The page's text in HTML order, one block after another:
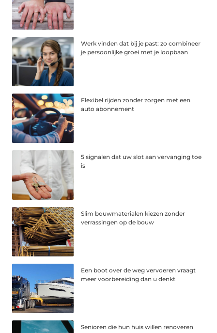
Werk vinden dat bij je past: zo combineer
je persoonlijke groei met je loopbaan
Flexibel rijden zonder zorgen met een
auto abonnement
5 signalen dat uw slot aan vervanging toe
is
Slim bouwmaterialen kiezen zonder
verrassingen op de bouw
Een boot over de weg vervoeren vraagt
meer voorbereiding dan u denkt
Senioren die hun huis willen renoveren